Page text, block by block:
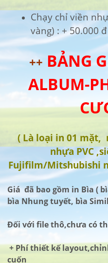
Chạy chỉ viền
vàng) : + 50.000 đ
++ BẢNG
ALBUM-
( Là loại in 01 mặt,
nhựa PVC
Fujifilm/Mitshubishi
Giá đã bao gồm in Bìa (
bìa Nhung tuyết, bìa
Đối với file thô,chưa có
+ Phí thiết kế
cuốn